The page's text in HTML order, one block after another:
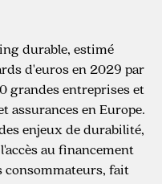
durable, estimé
d'euros en 2029 par
grandes entreprises et
assurances en Europe.
enjeux de durabilité,
au financement
consommateurs, fait